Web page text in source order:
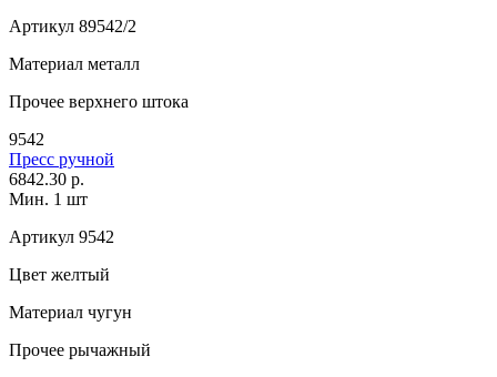
Артикул 89542/2
Материал металл
Прочее верхнего штока
9542
Пресс ручной
6842.30 р.
Мин. 1 шт
Артикул 9542
Цвет желтый
Материал чугун
Прочее рычажный